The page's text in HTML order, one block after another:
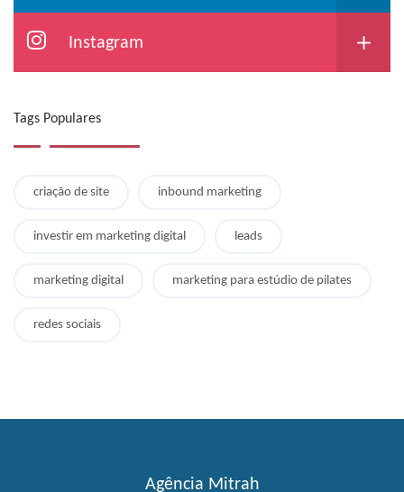
Instagram
Tags Populares
criação de site inbound marketing
investir em marketing digital leads
marketing digital marketing para estúdio de pilates
redes sociais
Agência Mitrah